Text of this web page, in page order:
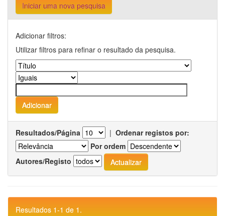
Iniciar uma nova pesquisa
Adicionar filtros:
Utilizar filtros para refinar o resultado da pesquisa.
Resultados/Página | Ordenar registos por:
Por ordem
Autores/Registo
Resultados 1-1 de 1.